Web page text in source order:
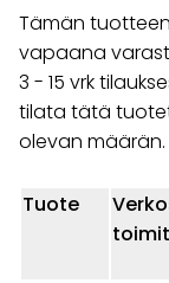
Tämän
vapaana
3 - 15 vrk
tilata tätä
olevan määrän.
Tuote